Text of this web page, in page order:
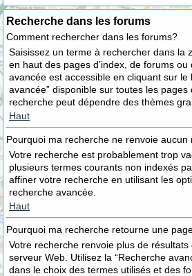
Recherche dans les forums
Comment rechercher dans les forums?
Saisissez un terme à rechercher dans la
en haut des pages d’index, de forums
avancée est accessible en cliquant sur le
avancée” disponible sur toutes les pages
recherche peut dépendre des thèmes
Haut
Pourquoi ma recherche ne renvoie aucun
Votre recherche est probablement trop
plusieurs termes courants non indexés
affiner votre recherche en utilisant les
recherche avancée.
Haut
Pourquoi ma recherche retourne une
Votre recherche renvoie plus de
serveur Web. Utilisez la “Recherche
dans le choix des termes utilisés et des